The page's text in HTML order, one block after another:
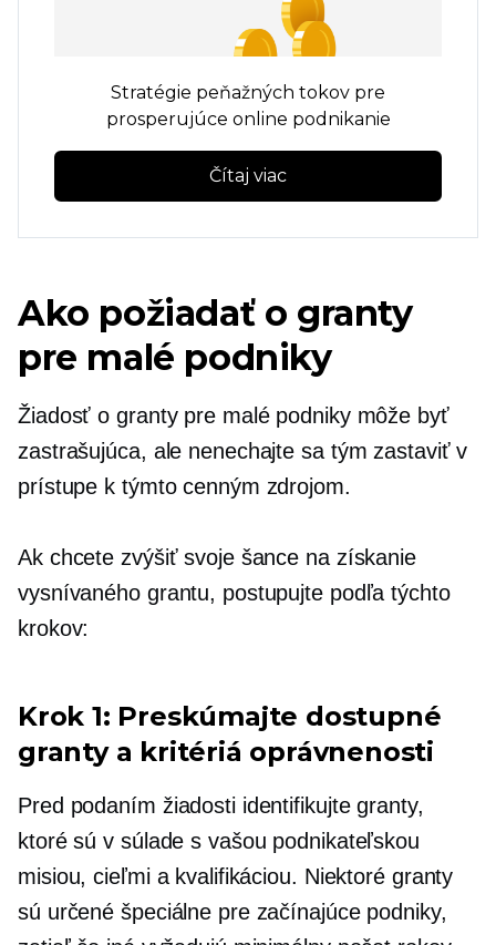
Stratégie peňažných tokov pre
prosperujúce online podnikanie
Čítaj viac
Ako požiadať o granty
pre malé podniky
Žiadosť o granty pre malé podniky môže byť
zastrašujúca, ale nenechajte sa tým zastaviť v
prístupe k týmto cenným zdrojom.
Ak chcete zvýšiť svoje šance na získanie
vysnívaného grantu, postupujte podľa týchto
krokov:
Krok 1: Preskúmajte dostupné
granty a kritériá oprávnenosti
Pred podaním žiadosti identifikujte granty,
ktoré sú v súlade s vašou podnikateľskou
misiou, cieľmi a kvalifikáciou. Niektoré granty
sú určené špeciálne pre začínajúce podniky,